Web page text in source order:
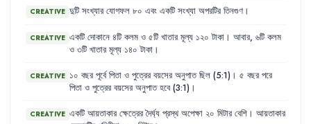
CREATIVE দুটি সংখ্যার যোগফল ৮০ এবং একটি সংখ্যা অপরটির তিনগুণ ।
CREATIVE একটি দোকানে ৪টি কলম ও ৫টি খাতার মূল্য ১২০ টাকা । আবার, ৬টি কলম
ও ৩টি খাতার মূল্য ১৪০ টাকা ।
CREATIVE ১০ বছর পূর্বে পিতা ও পুত্রের বয়সের অনুপাত ছিল (5:1) । ৫ বছর পরে
পিতা ও পুত্রের বয়সের অনুপাত হবে (3:1) ।
CREATIVE একটি আয়তাকার ক্ষেত্রের দৈর্ঘ্য প্রস্থ অপেক্ষা ২০ মিটার বেশি । আয়তাকার